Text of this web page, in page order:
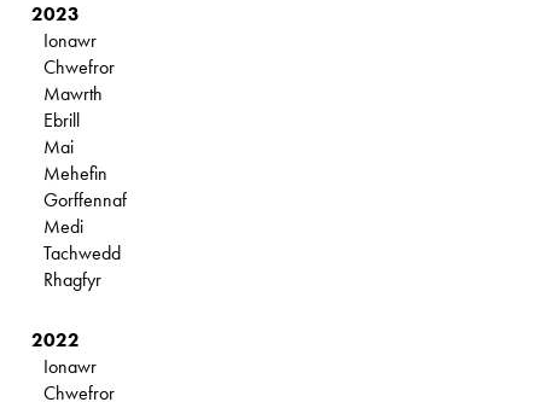
2023
Ionawr
Chwefror
Mawrth
Ebrill
Mai
Mehefin
Gorffennaf
Medi
Tachwedd
Rhagfyr
2022
Ionawr
Chwefror